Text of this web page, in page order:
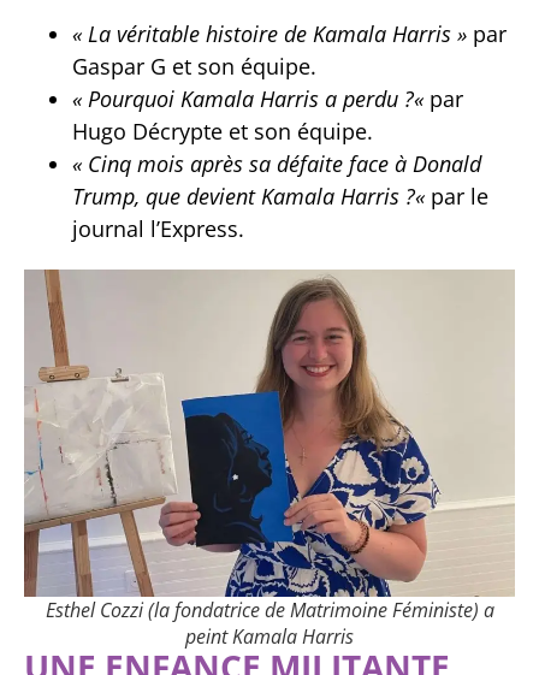
« La véritable histoire de Kamala Harris » par
Gaspar G et son équipe.
« Pourquoi Kamala Harris a perdu ?« par
Hugo Décrypte et son équipe.
« Cinq mois après sa défaite face à Donald
Trump, que devient Kamala Harris ?« par le
journal l’Express.
Esthel Cozzi (la fondatrice de Matrimoine Féministe) a
peint Kamala Harris